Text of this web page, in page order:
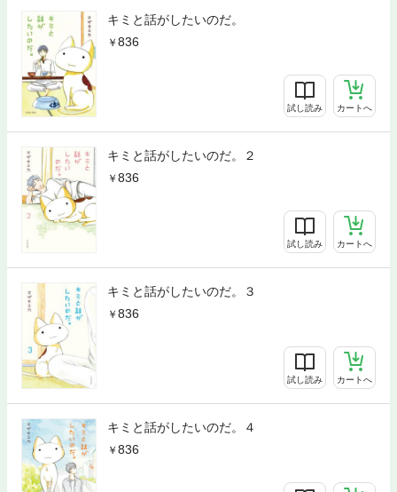
キミと話がしたいのだ。
836
試し読み カートへ
キミと話がしたいのだ。２
836
試し読み カートへ
キミと話がしたいのだ。３
836
試し読み カートへ
キミと話がしたいのだ。４
836